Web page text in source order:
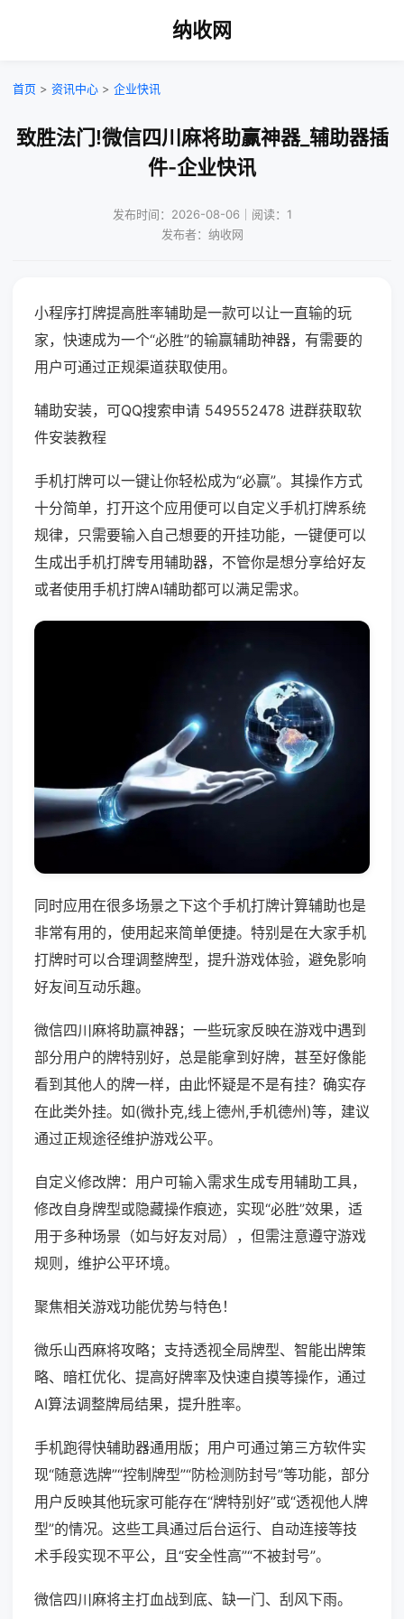
纳收网
首页 > 资讯中心 > 企业快讯
致胜法门!微信四川麻将助赢神器_辅助器插
件-企业快讯
发布时间：2026-08-06｜阅读：1
发布者：纳收网
小程序打牌提高胜率辅助是一款可以让一直输的玩
家，快速成为一个“必胜”的输赢辅助神器，有需要的
用户可通过正规渠道获取使用。
辅助安装，可QQ搜索申请 549552478 进群获取软
件安装教程
手机打牌可以一键让你轻松成为“必赢”。其操作方式
十分简单，打开这个应用便可以自定义手机打牌系统
规律，只需要输入自己想要的开挂功能，一键便可以
生成出手机打牌专用辅助器，不管你是想分享给好友
或者使用手机打牌AI辅助都可以满足需求。
同时应用在很多场景之下这个手机打牌计算辅助也是
非常有用的，使用起来简单便捷。特别是在大家手机
打牌时可以合理调整牌型，提升游戏体验，避免影响
好友间互动乐趣。
微信四川麻将助赢神器；一些玩家反映在游戏中遇到
部分用户的牌特别好，总是能拿到好牌，甚至好像能
看到其他人的牌一样，由此怀疑是不是有挂？确实存
在此类外挂。如(微扑克,线上德州,手机德州)等，建议
通过正规途径维护游戏公平。
自定义修改牌：用户可输入需求生成专用辅助工具，
修改自身牌型或隐藏操作痕迹，实现“必胜”效果，适
用于多种场景（如与好友对局），但需注意遵守游戏
规则，维护公平环境。
聚焦相关游戏功能优势与特色！
微乐山西麻将攻略；支持透视全局牌型、智能出牌策
略、暗杠优化、提高好牌率及快速自摸等操作，通过
AI算法调整牌局结果，提升胜率。
手机跑得快辅助器通用版；用户可通过第三方软件实
现“随意选牌”“控制牌型”“防检测防封号”等功能，部分
用户反映其他玩家可能存在“牌特别好”或“透视他人牌
型”的情况。这些工具通过后台运行、自动连接等技
术手段实现不平公，且“安全性高”“不被封号”。
微信四川麻将主打血战到底、缺一门、刮风下雨。